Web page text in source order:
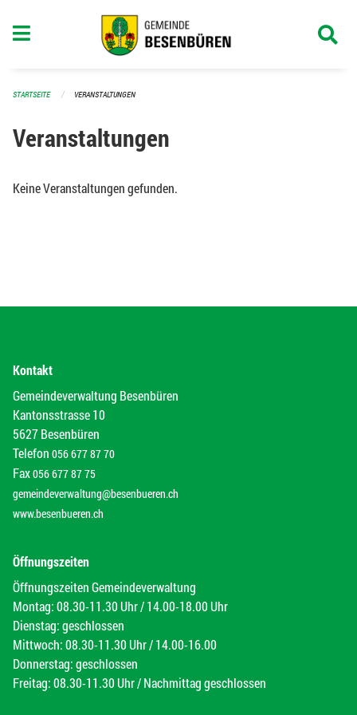
STARTSEITE VERANSTALTUNGEN
Veranstaltungen
Keine Veranstaltungen gefunden.
Kontakt
Gemeindeverwaltung Besenbüren
Kantonsstrasse 10
5627 Besenbüren
Telefon 056 677 87 70
Fax056 677 87 75
gemeindeverwaltung@besenbueren.ch
www.besenbueren.ch
Öffnungszeiten
Öffnungszeiten Gemeindeverwaltung
Montag: 08.30-11.30 Uhr / 14.00-18.00 Uhr
Dienstag: geschlossen
Mittwoch: 08.30-11.30 Uhr / 14.00-16.00
Donnerstag: geschlossen
Freitag: 08.30-11.30 Uhr / Nachmittag geschlossen